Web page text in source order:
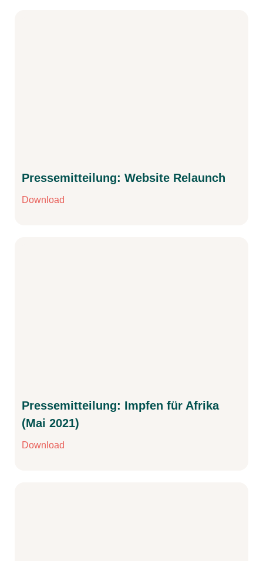
Pressemitteilung: Website Relaunch
Download
Pressemitteilung: Impfen für Afrika
(Mai 2021)
Download